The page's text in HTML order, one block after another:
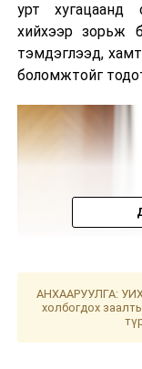
урт хугацаанд
хийхээр зорьж
тэмдэглээд,
боломжтойг
АНХААРУУЛГА:
холбогдох